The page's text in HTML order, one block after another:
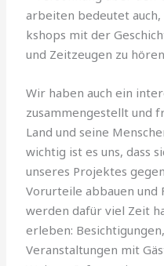
arbeiten bedeutet auch,
kshops mit der
und Zeitzeugen zu
Wir haben auch ein
zusammengestellt und
Land und seine
wichtig ist es uns, dass
unseres Projektes
Vorurteile abbauen und
werden dafür viel Zeit
erleben:
Veranstaltungen mit